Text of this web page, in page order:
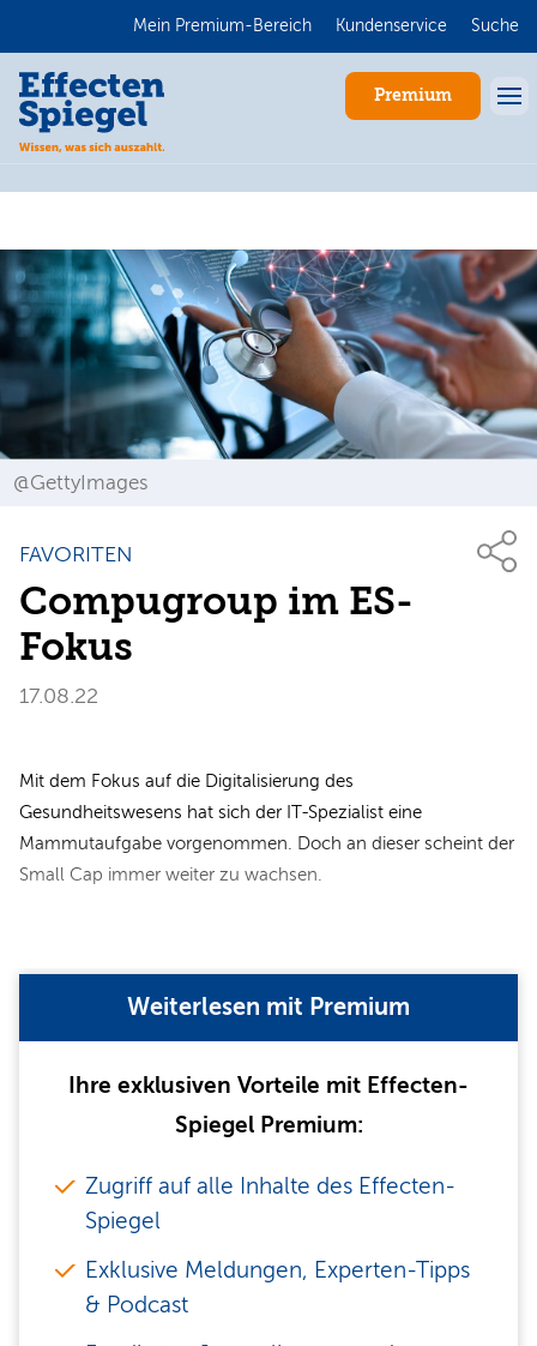
Mein Premium-Bereich Kundenservice Suche
Premium
@GettyImages
FAVORITEN
Compugroup im ES-
Fokus
17.08.22
Mit dem Fokus auf die Digitalisierung des
Gesundheitswesens hat sich der IT-Spezialist eine
Mammutaufgabe vorgenommen. Doch an dieser scheint der
Small Cap immer weiter zu wachsen.
Weiterlesen mit Premium
Ihre exklusiven Vorteile mit Effecten-
Spiegel Premium:
Zugriff auf alle Inhalte des Effecten-
Spiegel
Exklusive Meldungen, Experten-Tipps
& Podcast
Anmelden